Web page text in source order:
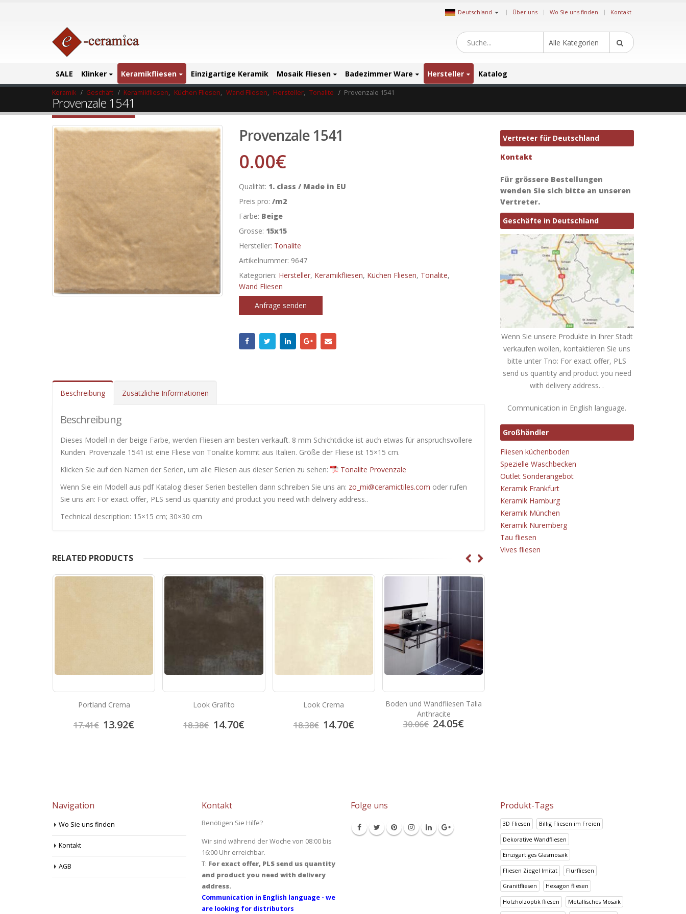
Deutschland | Über uns Wo Sie uns finden Kontakt
Alle Kategorien
SALE Klinker Keramikfliesen Einzigartige Keramik Mosaik Fliesen Badezimmer Ware Hersteller Katalog
Keramik Geschäft Keramikfliesen, Küchen Fliesen, Wand Fliesen, Hersteller, Tonalite Provenzale 1541
Provenzale 1541
Provenzale 1541
0.00€
Qualität: 1. class / Made in EU
Preis pro: /m2
Farbe: Beige
Grosse: 15x15
Hersteller: Tonalite
Artikelnummer: 9647
Kategorien: Hersteller, Keramikfliesen, Küchen Fliesen, Tonalite,
Wand Fliesen
Anfrage senden
Beschreibung Zusätzliche Informationen
Beschreibung
Dieses Modell in der beige Farbe, werden Fliesen am besten verkauft. 8 mm Schichtdicke ist auch etwas für anspruchsvollere
Kunden. Provenzale 1541 ist eine Fliese von Tonalite kommt aus Italien. Größe der Fliese ist 15×15 cm.
Klicken Sie auf den Namen der Serien, um alle Fliesen ​​aus dieser Serien zu sehen:
Tonalite Provenzale
Wenn Sie ein Modell aus pdf Katalog dieser Serien bestellen dann schreiben Sie uns an: zo_mi@ceramictiles.com oder rufen
Sie uns an: For exact offer, PLS send us quantity and product you need with delivery address..
Technical description: 15×15 cm; 30×30 cm
RELATED PRODUCTS
Portland Crema
17.41€ 13.92€
Look Grafito
18.38€ 14.70€
Look Crema
18.38€ 14.70€
Boden und Wandfliesen Talia
Anthracite
30.06€ 24.05€
Vertreter für Deutschland
Kontakt
Für grössere Bestellungen
wenden Sie sich bitte an unseren
Vertreter.
Geschäfte in Deutschland
Wenn Sie unsere Produkte in Ihrer Stadt
verkaufen wollen, kontaktieren Sie uns
bitte unter Tno: For exact offer, PLS
send us quantity and product you need
with delivery address. .
Communication in English language.
Großhändler
Fliesen küchenboden
Spezielle Waschbecken
Outlet Sonderangebot
Keramik Frankfurt
Keramik Hamburg
Keramik München
Keramik Nuremberg
Tau fliesen
Vives fliesen
Navigation
Wo Sie uns finden
Kontakt
AGB
Kontakt
Benötigen Sie Hilfe?
Wir sind während der Woche von 08:00 bis
16:00 Uhr erreichbar.
T: For exact offer, PLS send us quantity
and product you need with delivery
address.
Communication in English language - we
are looking for distributors
Folge uns Produkt-Tags
3D Fliesen Billig Fliesen im Freien
Dekorative Wandfliesen
Einzigartiges Glasmosaik
Fliesen Ziegel Imitat Flurfliesen
Granitfliesen Hexagon fliesen
Holzholzoptik fliesen Metallisches Mosaik